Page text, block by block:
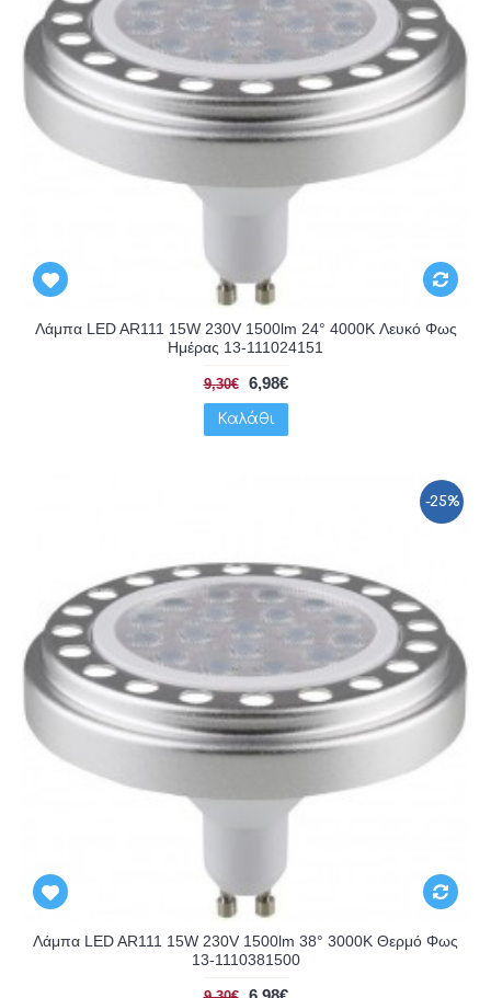
Λάμπα LED AR111 15W 230V 1500lm 24° 4000K Λευκό Φως
Ημέρας 13-111024151
9,30€ 6,98€
Καλάθι
-25%
Λάμπα LED AR111 15W 230V 1500lm 38° 3000K Θερμό Φως
13-1110381500